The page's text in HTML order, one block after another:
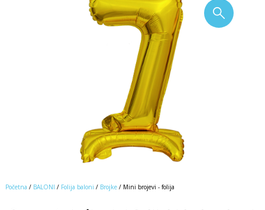
Početna / BALONI / Folija baloni / Brojke/ Mini brojevi - folija